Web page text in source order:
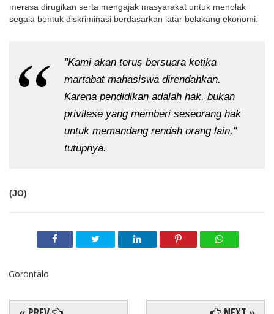
merasa dirugikan serta mengajak masyarakat untuk menolak
segala bentuk diskriminasi berdasarkan latar belakang ekonomi.
"Kami akan terus bersuara ketika
martabat mahasiswa direndahkan.
Karena pendidikan adalah hak, bukan
privilese yang memberi seseorang hak
untuk memandang rendah orang lain,"
tutupnya.
(JO)
Gorontalo